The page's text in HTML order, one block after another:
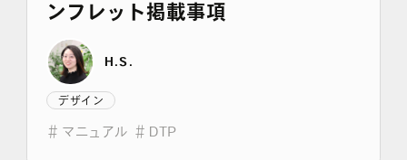
ンフレット掲載事項
H.S.
デザイン
＃ マニュアル ＃ DTP